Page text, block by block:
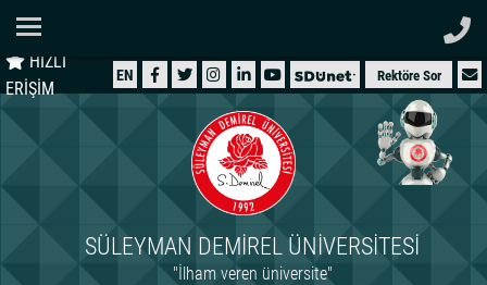
HIZLI
ERİŞİM
EN Rektöre Sor
SÜLEYMAN DEMIREL ÜNIVERSITESI
"İlham veren üniversite"
ÜNİVERSİTEMİZ
İDARİ
ARAŞTIRMA